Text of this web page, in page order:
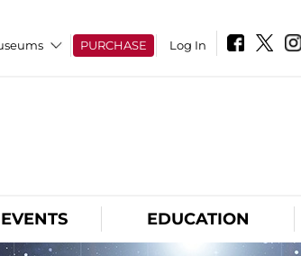
PURCHASE Log In
EVENTS EDUCATION